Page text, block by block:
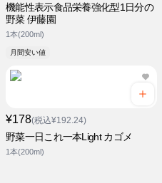
機能性表示食品栄養強化型1日分の
野菜 伊藤園
1本(200ml)
月間安い値
¥178(税込¥192.24)
野菜一日これ一本Light カゴメ
1本(200ml)